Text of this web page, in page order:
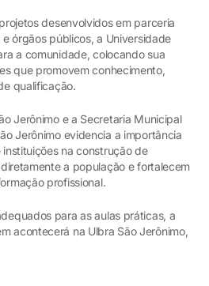
desenvolvidos em parceria
órgãos públicos, a Universidade
a comunidade, colocando sua
que promovem conhecimento,
qualificação.
Jerônimo e a Secretaria Municipal
Jerônimo evidencia a importância
na construção de
a população e fortalecem
profissional.
para as aulas práticas, a
acontecerá na Ulbra São Jerônimo,